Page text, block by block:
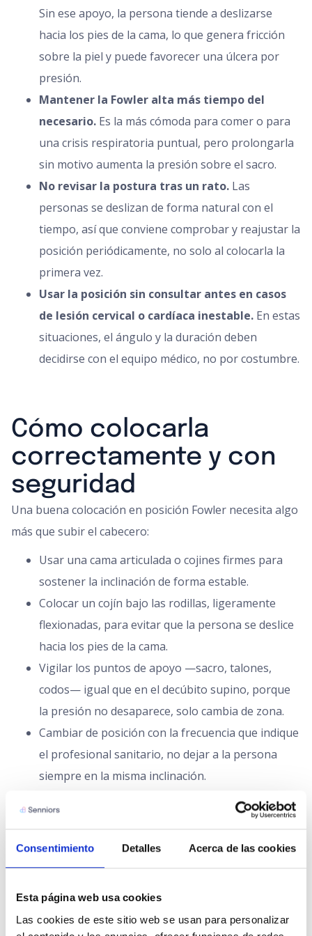
Consentimiento Detalles Acerca de las cookies
Esta página web usa cookies
Las cookies de este sitio web se usan para personalizar
Sin ese apoyo, la persona tiende a deslizarse
hacia los pies de la cama, lo que genera fricción
sobre la piel y puede favorecer una úlcera por
presión.
Mantener la Fowler alta más tiempo del
necesario. Es la más cómoda para comer o para
una crisis respiratoria puntual, pero prolongarla
sin motivo aumenta la presión sobre el sacro.
No revisar la postura tras un rato. Las
personas se deslizan de forma natural con el
tiempo, así que conviene comprobar y reajustar la
posición periódicamente, no solo al colocarla la
primera vez.
Usar la posición sin consultar antes en casos
de lesión cervical o cardíaca inestable. En estas
situaciones, el ángulo y la duración deben
decidirse con el equipo médico, no por costumbre.
Cómo colocarla
correctamente y con
seguridad
Una buena colocación en posición Fowler necesita algo
más que subir el cabecero:
Usar una cama articulada o cojines firmes para
sostener la inclinación de forma estable.
Colocar un cojín bajo las rodillas, ligeramente
flexionadas, para evitar que la persona se deslice
hacia los pies de la cama.
Vigilar los puntos de apoyo —sacro, talones,
codos— igual que en el decúbito supino, porque
la presión no desaparece, solo cambia de zona.
Cambiar de posición con la frecuencia que indique
el profesional sanitario, no dejar a la persona
siempre en la misma inclinación.
Solicitar cuidadora a domicilio
Conviene también observar cómo respira y cómo se
siente la persona una vez colocada: si aparece
dolor en algún punto de apoyo, hay que reajustar la
posición o consultar con el equipo médico, en lugar de